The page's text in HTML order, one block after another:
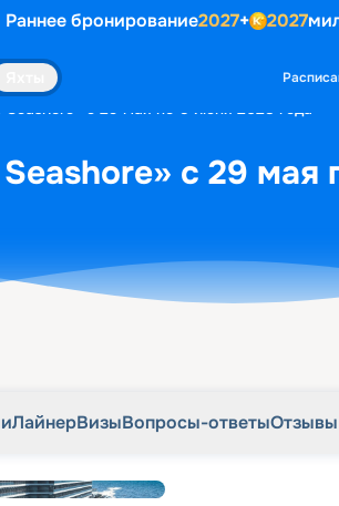
Раннее бронирование2027+ 2027
Seashore» с 29 мая по 5 июня 2028 года
с 29
ЛайнерВизыВопросы-ответыОтзывы